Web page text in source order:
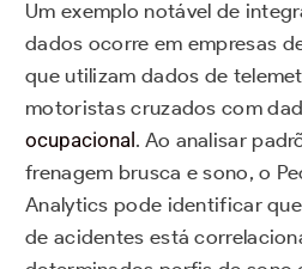
Um exemplo notável de
dados ocorre em empresas
que utilizam dados de
motoristas cruzados com
ocupacional. Ao analisar
frenagem brusca e sono, o
Analytics pode identificar
de acidentes está